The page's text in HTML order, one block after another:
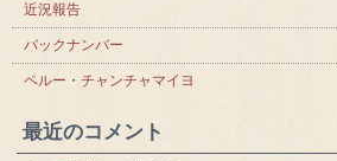
近況報告
バックナンバー
ペルー・チャンチャマイヨ
最近のコメント